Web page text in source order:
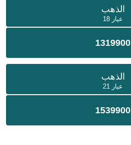
الذهب
عيار 18
1319900
الذهب
عيار 21
1539900